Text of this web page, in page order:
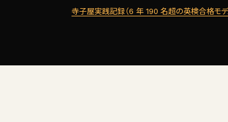
寺子屋実践記録（6 年 190 名超の英検合格モ